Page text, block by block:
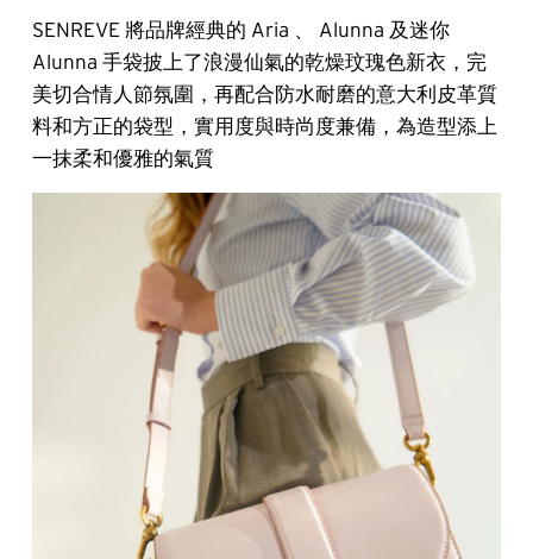
SENREVE 將品牌經典的 Aria 、 Alunna 及迷你
Alunna 手袋披上了浪漫仙氣的乾燥玟瑰色新衣，完
美切合情人節氛圍，再配合防水耐磨的意大利皮革質
料和方正的袋型，實用度與時尚度兼備，為造型添上
一抹柔和優雅的氣質